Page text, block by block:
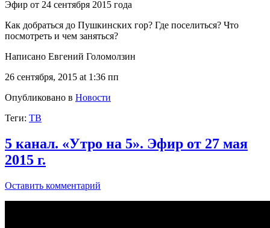
Эфир от 24 сентября 2015 года
Как добраться до Пушкинских гор? Где поселиться? Что
посмотреть и чем заняться?
Написано Евгений Голомолзин
26 сентября, 2015 at 1:36 пп
Опубликовано в Новости
Теги: ТВ
5 канал. «Утро на 5». Эфир от 27 мая
2015 г.
Оставить комментарий